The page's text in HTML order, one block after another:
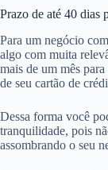
Prazo de até 40 dias
Para um negócio
algo com muita
mais de um mês
de seu cartão de
Dessa forma você
tranquilidade, pois
assombrando o seu